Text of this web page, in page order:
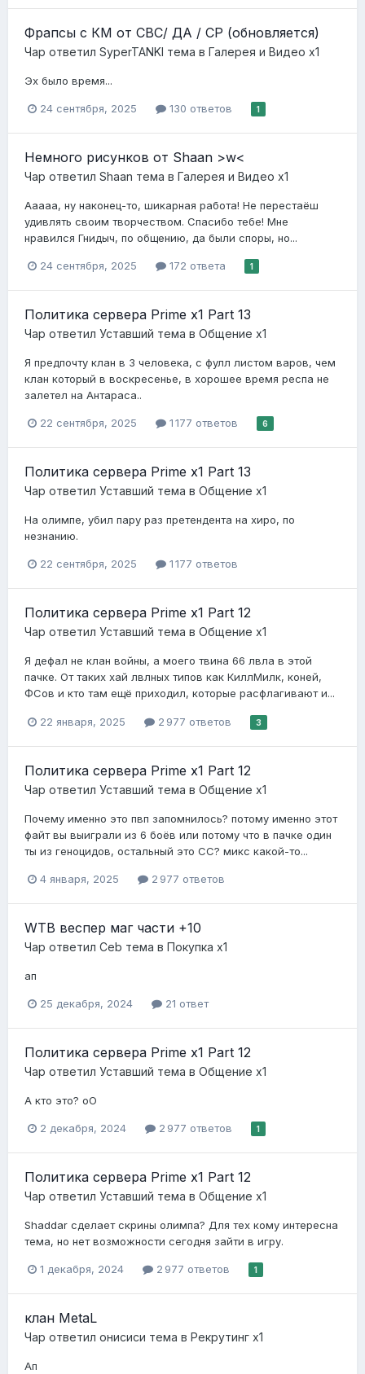
Фрапсы с КМ от СВС/ ДА / СР (обновляется)
Чар ответил SyperTANKI тема в Галерея и Видео x1
Эх было время...
24 сентября, 2025 130 ответов 1
Немного рисунков от Shaan >w<
Чар ответил Shaan тема в Галерея и Видео x1
Ааааа, ну наконец-то, шикарная работа! Не перестаёш
удивлять своим творчеством. Спасибо тебе! Мне
нравился Гнидыч, по общению, да были споры, но...
24 сентября, 2025 172 ответа 1
Политика сервера Prime x1 Part 13
Чар ответил Уставший тема в Общение x1
Я предпочту клан в 3 человека, с фулл листом варов, чем
клан который в воскресенье, в хорошее время респа не
залетел на Антараса..
22 сентября, 2025 1 177 ответов 6
Политика сервера Prime x1 Part 13
Чар ответил Уставший тема в Общение x1
На олимпе, убил пару раз претендента на хиро, по
незнанию.
22 сентября, 2025 1 177 ответов
Политика сервера Prime x1 Part 12
Чар ответил Уставший тема в Общение x1
Я дефал не клан войны, а моего твина 66 лвла в этой
пачке. От таких хай лвлных типов как КиллМилк, коней,
ФСов и кто там ещё приходил, которые расфлагивают и...
22 января, 2025 2 977 ответов 3
Политика сервера Prime x1 Part 12
Чар ответил Уставший тема в Общение x1
Почему именно это пвп запомнилось? потому именно этот
файт вы выиграли из 6 боёв или потому что в пачке один
ты из геноцидов, остальный это СС? микс какой-то...
4 января, 2025 2 977 ответов
WTB веспер маг части +10
Чар ответил Ceb тема в Покупка x1
ап
25 декабря, 2024 21 ответ
Политика сервера Prime x1 Part 12
Чар ответил Уставший тема в Общение x1
А кто это? оО
2 декабря, 2024 2 977 ответов 1
Политика сервера Prime x1 Part 12
Чар ответил Уставший тема в Общение x1
Shaddar сделает скрины олимпа? Для тех кому интересна
тема, но нет возможности сегодня зайти в игру.
1 декабря, 2024 2 977 ответов 1
клан MetaL
Чар ответил онисиси тема в Рекрутинг х1
Ап